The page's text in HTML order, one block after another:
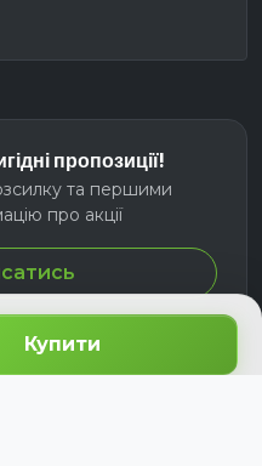
Купити
пропозиції!
та першими
про акції
права захищені.